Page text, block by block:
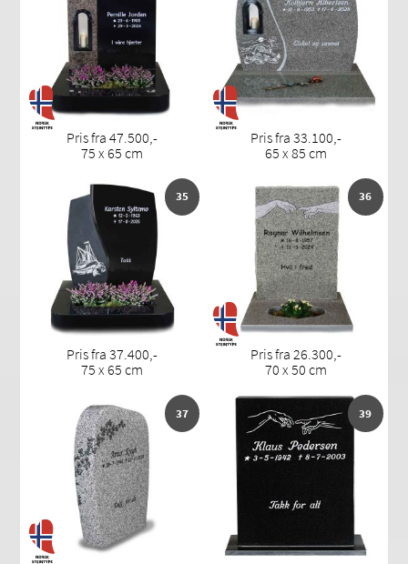
Pris fra 47.500,-
75 x 65 cm
Pris fra 33.100,-
65 x 85 cm
35
Pris fra 37.400,-
75 x 65 cm
36
Pris fra 26.300,-
70 x 50 cm
37 39